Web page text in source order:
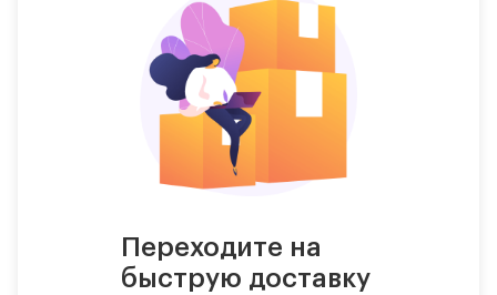
Переходите на
быструю доставку